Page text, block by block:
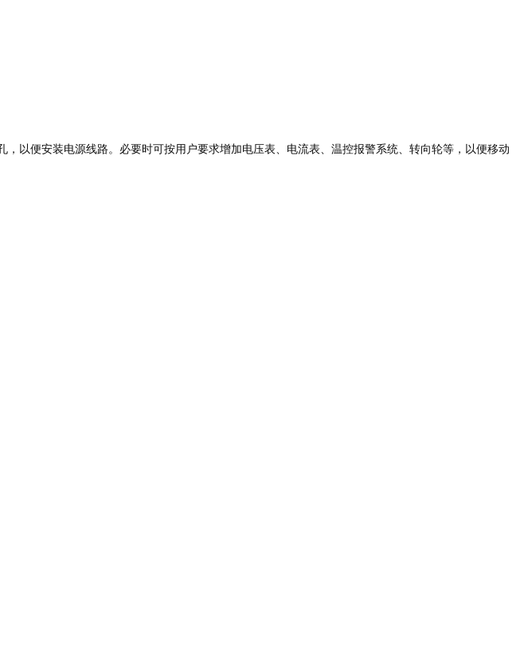
以便安装电源线路。必要时可按用户要求增加电压表、电流表、温控报警系统、转向轮等，以便移动